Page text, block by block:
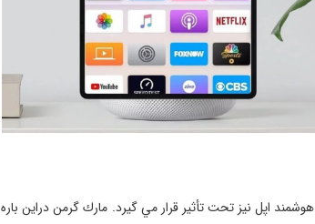
اپل نيز تحت تأثير قرار مي گيرد. مارك گرمن دراين باره